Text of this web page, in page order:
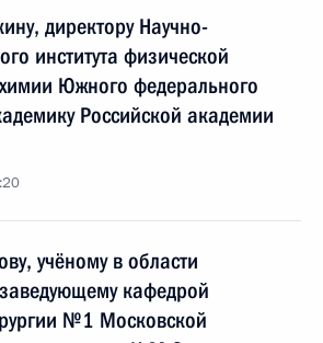
директору Научно-
института физической
Южного федерального
Российской академии
учёному в области
кафедрой
№1 Московской